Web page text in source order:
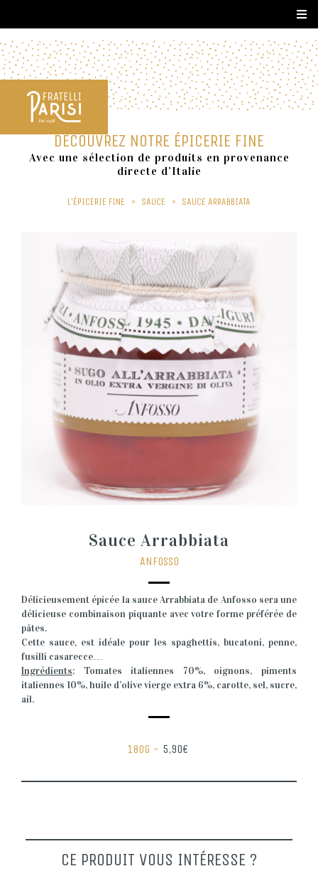
DÉCOUVREZ NOTRE ÉPICERIE FINE
Avec une sélection de produits en provenance
directe d’Italie
L'ÉPICERIE FINE > SAUCE > SAUCE ARRABBIATA
Sauce Arrabbiata
ANFOSSO
Délicieusement épicée la sauce Arrabbiata de Anfosso sera une
délicieuse combinaison piquante avec votre forme préférée de
pâtes.
Cette sauce, est idéale pour les spaghettis, bucatoni, penne,
fusilli casarecce…
Ingrédients: Tomates italiennes 70%, oignons, piments
italiennes 10%, huile d’olive vierge extra 6%, carotte, sel, sucre,
ail.
180G - 5,90€
CE PRODUIT VOUS INTÉRESSE ?